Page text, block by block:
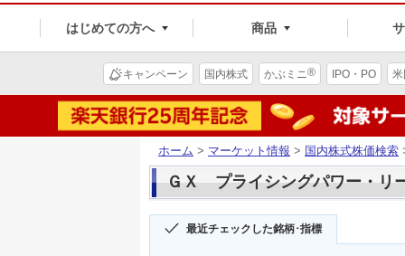
はじめての方へ 商品
キャンペーン 国内株式 かぶミニ® IPO・PO
ホーム > マーケット情報 > 国内株式株価検索
ＧＸ プライシングパワー・リ
最近チェックした銘柄･指標